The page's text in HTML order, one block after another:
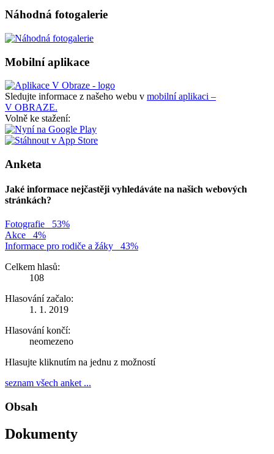
Náhodná fotogalerie
Mobilní aplikace
Sledujte informace z našeho webu v mobilní aplikaci –
V OBRAZE.
Volně ke stažení:
Anketa
Jaké informace nejčastěji vyhledáváte na našich webových
stránkách?
Fotografie
53%
Akce
4%
Informace pro rodiče a žáky
43%
Celkem hlasů:
108
Hlasování začalo:
1. 1. 2019
Hlasování končí:
neomezeno
Hlasujte kliknutím na jednu z možností
seznam všech anket ...
Obsah
Dokumenty